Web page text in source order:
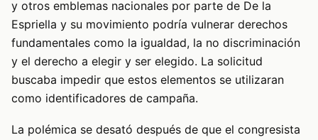
y otros emblemas nacionales por parte de De la
Espriella y su movimiento podría vulnerar derechos
fundamentales como la igualdad, la no discriminación
y el derecho a elegir y ser elegido. La solicitud
buscaba impedir que estos elementos se utilizaran
como identificadores de campaña.
La polémica se desató después de que el congresista